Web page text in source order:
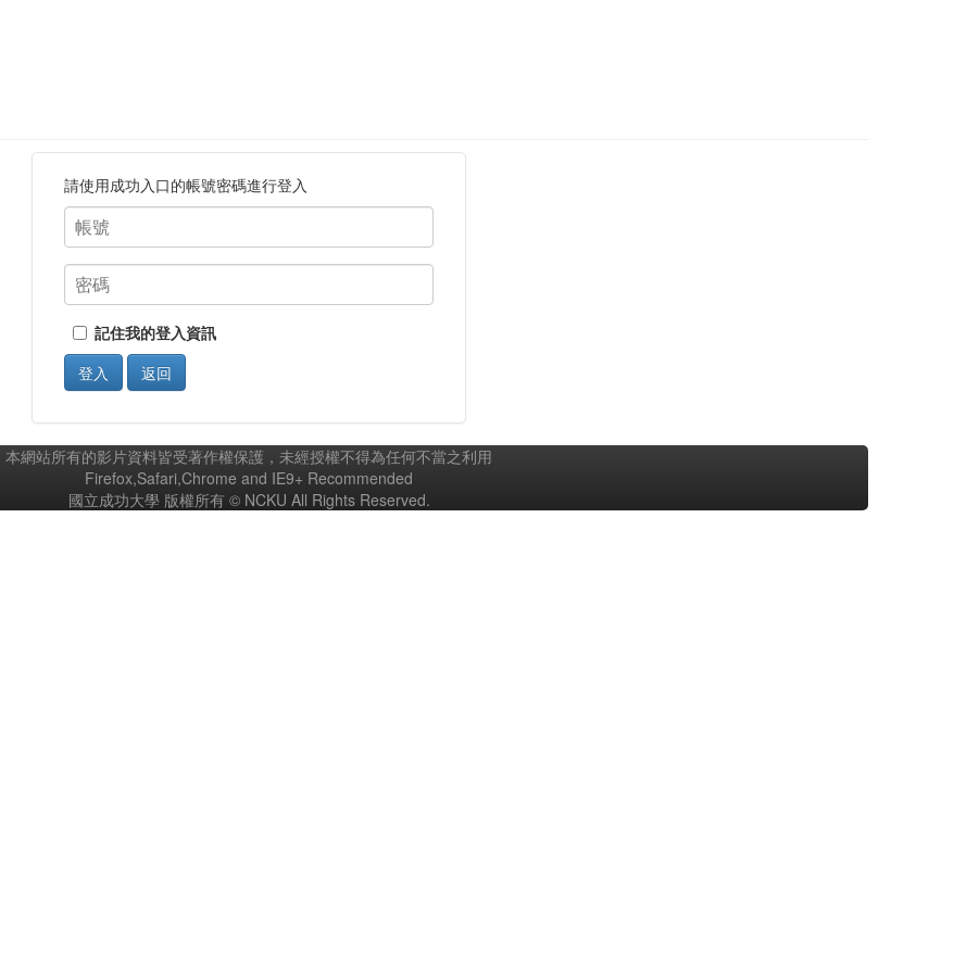
請使用成功入口的帳號密碼進行登入
記住我的登入資訊
登入
返回
本網站所有的影片資料皆受著作權保護，未經授權不得為任何不當之利用
Firefox,Safari,Chrome and IE9+ Recommended
國立成功大學 版權所有 © NCKU All Rights Reserved.